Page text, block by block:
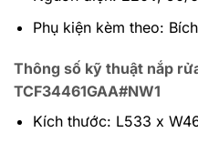
Phụ kiện kèm theo:
Thông số kỹ thuật nắp
TCF34461GAA#NW1
Kích thước: L533 x